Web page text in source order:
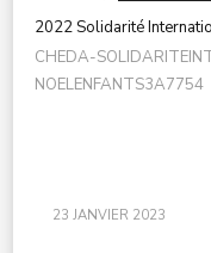
2022 Solidarité
CHEDA-
NOELENFANTS3A7754
23 JANVIER 2023